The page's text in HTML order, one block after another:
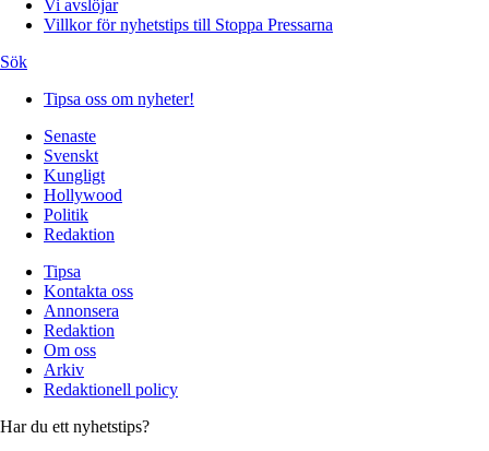
Vi avslöjar
Villkor för nyhetstips till Stoppa Pressarna
Sök
Tipsa oss om nyheter!
Senaste
Svenskt
Kungligt
Hollywood
Politik
Redaktion
Tipsa
Kontakta oss
Annonsera
Redaktion
Om oss
Arkiv
Redaktionell policy
Har du ett nyhetstips?